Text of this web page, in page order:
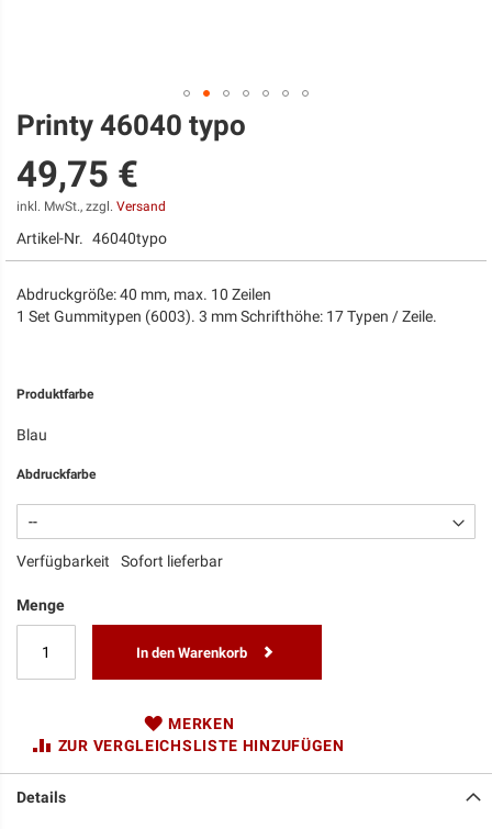
Zum
der
Bildgalerie
springen
Printy 46040 typo
49,75 €
inkl. MwSt., zzgl. Versand
Artikel-Nr. 46040typo
Abdruckgröße: 40 mm, max. 10 Zeilen
1 Set Gummitypen (6003). 3 mm Schrifthöhe: 17 Typen / Zeile.
Produktfarbe
Blau
Abdruckfarbe
Verfügbarkeit Sofort lieferbar
Menge
In den Warenkorb
MERKEN
ZUR VERGLEICHSLISTE HINZUFÜGEN
Details